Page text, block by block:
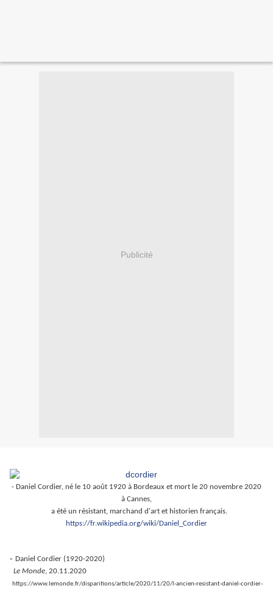
Publicité
- Daniel Cordier, né le 10 août 1920 à Bordeaux et mort le 20 novembre 2020
à Cannes,
a été un résistant, marchand d'art et historien français.
https://fr.wikipedia.org/wiki/Daniel_Cordier
- Daniel Cordier (1920-2020)
Le Monde, 20.11.2020
https://www.lemonde.fr/disparitions/article/2020/11/20/l-ancien-resistant-daniel-cordier-